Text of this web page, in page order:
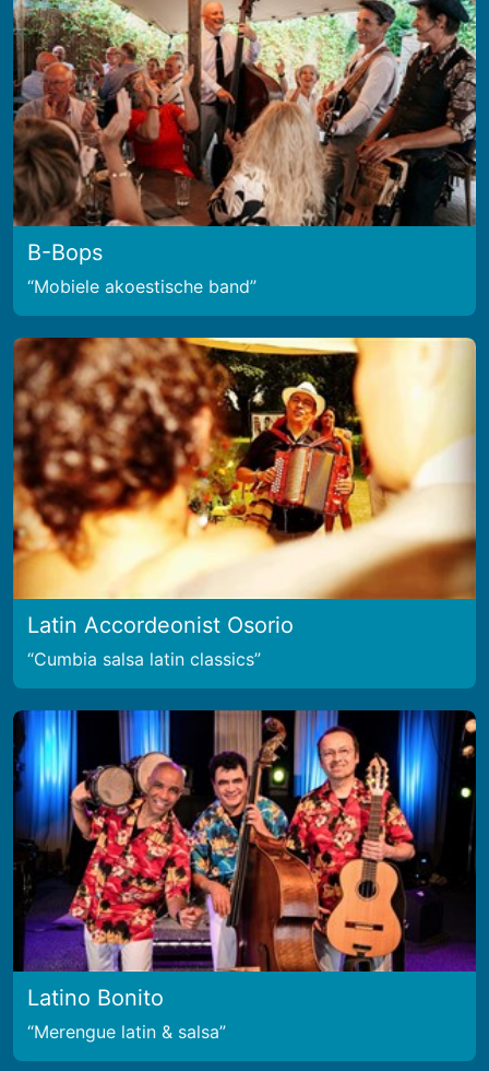
B-Bops
Mobiele akoestische band
Latin Accordeonist Osorio
Cumbia salsa latin classics
Latino Bonito
Merengue latin & salsa